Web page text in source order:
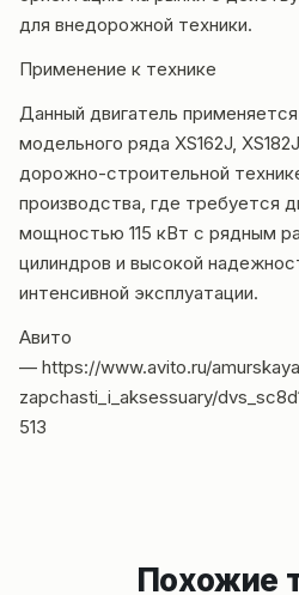
для внедорожной техники.
Применение к технике
Данный двигатель
модельного ряда XS162J,
дорожно-строительной
производства, где требуется
мощностью 115 кВт с рядным
цилиндров и высокой
интенсивной эксплуатации.
Авито
— https://www.avito.ru/
zapchasti_i_aksessuary/
513
Похожие